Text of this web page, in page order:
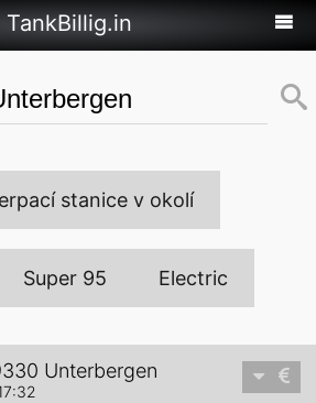
TankBillig.in
stanice v okolí
Super 95 Electric
Unterbergen